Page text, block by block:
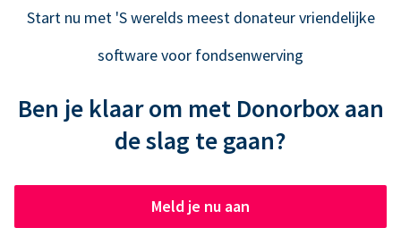
Start nu met 'S werelds meest donateur vriendelijke
software voor fondsenwerving
Ben je klaar om met Donorbox aan
de slag te gaan?
Meld je nu aan